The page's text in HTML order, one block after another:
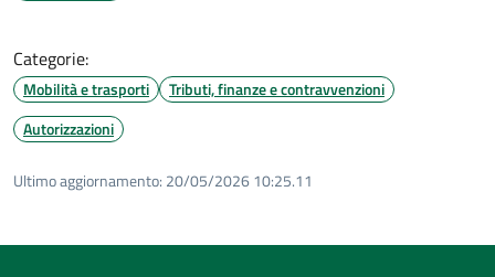
Categorie:
Mobilità e trasporti
Tributi, finanze e contravvenzioni
Autorizzazioni
Ultimo aggiornamento: 20/05/2026 10:25.11